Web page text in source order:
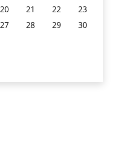
20 21 22
23
27 28 29
30